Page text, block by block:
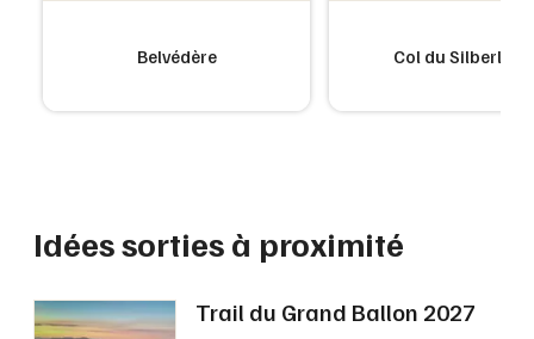
Belvédère Col du Silberloch
Idées sorties à proximité
Trail du Grand Ballon 2027